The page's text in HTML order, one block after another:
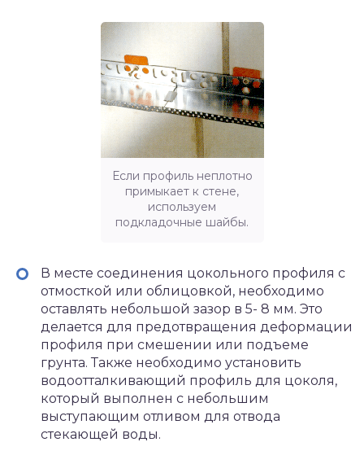
Если профиль неплотно
примыкает к стене,
используем
подкладочные шайбы.
В месте соединения цокольного профиля с
отмосткой или облицовкой, необходимо
оставлять небольшой зазор в 5- 8 мм. Это
делается для предотвращения деформации
профиля при смешении или подъеме
грунта. Также необходимо установить
водоотталкивающий профиль для цоколя,
который выполнен с небольшим
выступающим отливом для отвода
стекающей воды.